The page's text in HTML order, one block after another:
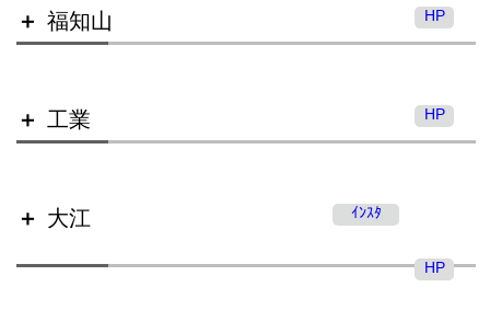
綾部高等学校
福知山 HP
工業 HP
大江 ｲﾝｽﾀ
HP